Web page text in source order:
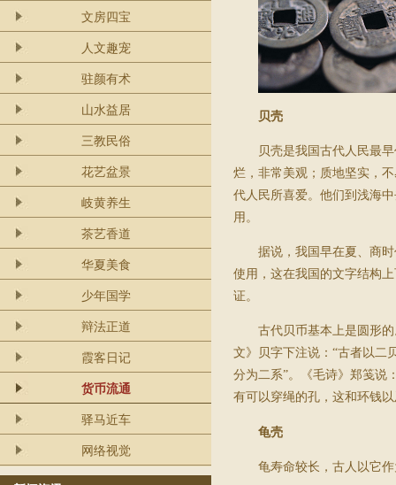
文房四宝
人文趣宠
驻颜有术
山水益居
三教民俗
花艺盆景
岐黄养生
茶艺香道
华夏美食
少年国学
辩法正道
霞客日记
货币流通
驿马近车
网络视觉
贝壳
贝壳是我国古代人民最
烂，非常美观；质地坚实，
代人民所喜爱。他们到浅海
用。
据说，我国早在夏、商
使用，这在我国的文字结构
证。
古代贝币基本上是圆形
文》贝字下注说：“古者以二
分为二系”。《毛诗》郑笺说
有可以穿绳的孔，这和环钱
龟壳
龟寿命较长，古人以它